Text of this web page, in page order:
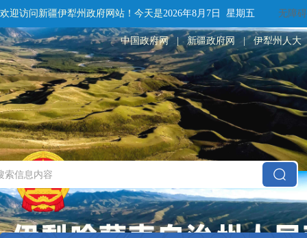
欢迎访问新疆伊犁州政府网站！ 今天是2026年8月7日 星期五 无障碍
中国政府网 | 新疆政府网 | 伊犁州人大